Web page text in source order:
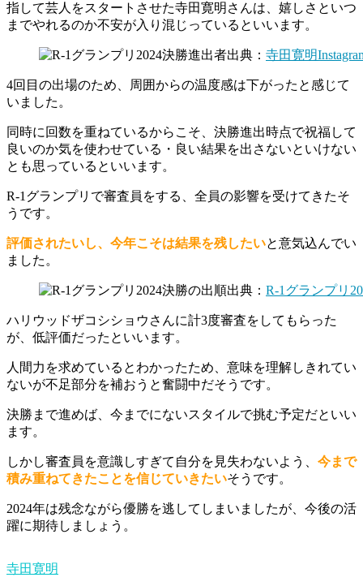
指して芸人をスタートさせた寺田寛明さんは、嬉しさといつ
までやれるのか不安が入り混じっているといいます。
出典： 寺田寛明
4回目の出場のため、周囲からの温度感は下がったと感じて
いました。
同時に回数を重ねているからこそ、決勝進出時点で祝福して
良いのか気を使わせている・良い結果を出さないといけない
とも思っているといいます。
R-1グランプリで審査員をする、全員の影響を受けてきたそ
うです。
評価されたいし、今年こそは結果を残したいと意気込んでい
ました。
出典： R-1グランプリ
ハリウッドザコシショウさんに計3度審査をしてもらった
が、低評価だったといいます。
人間力を求めているとわかったため、意味を理解しきれてい
ないが不足部分を補おうと奮闘中だそうです。
決勝まで進めば、今までにないスタイルで挑む予定だといい
ます。
しかし審査員を意識しすぎて自分を見失わないよう、 今まで
積み重ねてきたことを信じていきたいそうです。
2024年は残念ながら優勝を逃してしまいましたが、今後の活
躍に期待しましょう。
寺田寛明